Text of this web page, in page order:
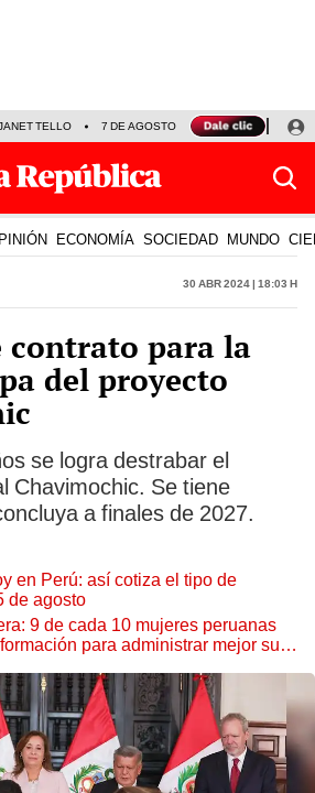
TELLO 7 DE AGOSTO TINKA RESULTADOS
ECONOMÍA SOCIEDAD MUNDO
30 Abr 2024 | 18:03 h
contrato para la
del proyecto
se logra destrabar el
Chavimochic. Se tiene
a finales de 2027.
en Perú: así cotiza el tipo de
de agosto
9 de cada 10 mujeres peruanas
para administrar mejor su